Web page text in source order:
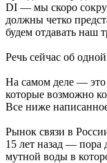
DI — мы скоро
должны четко
будем отдавать наш
Речь сейчас об
На самом деле — это
которые возможно
Все ниже
Рынок связи в
15 лет назад — пора
мутной воды в